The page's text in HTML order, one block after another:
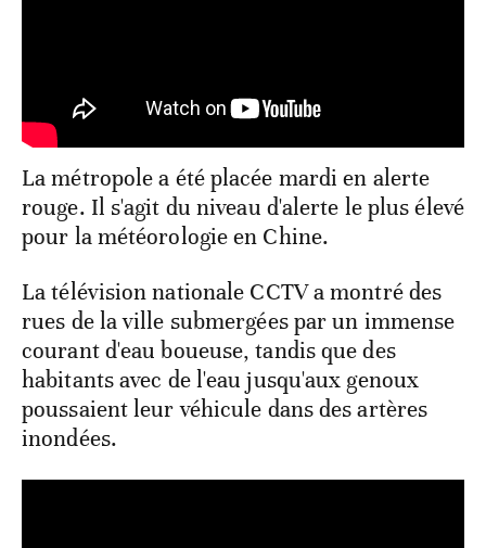
La métropole a été placée mardi en alerte
rouge. Il s'agit du niveau d'alerte le plus élevé
pour la météorologie en Chine.
La télévision nationale CCTV a montré des
rues de la ville submergées par un immense
courant d'eau boueuse, tandis que des
habitants avec de l'eau jusqu'aux genoux
poussaient leur véhicule dans des artères
inondées.